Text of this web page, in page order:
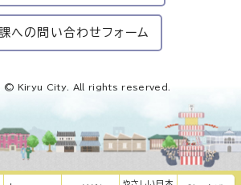
やさしい日本
への問い合わせフォーム
© Kiryu City. All rights reserved.